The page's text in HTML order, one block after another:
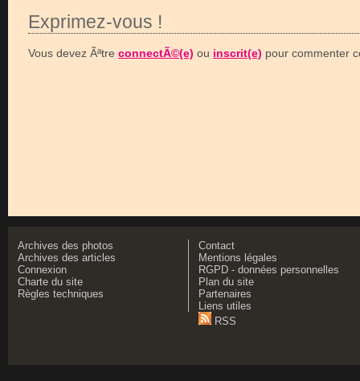
Exprimez-vous !
Vous devez Ãªtre connectÃ©(e) ou inscrit(e) pour commenter
Archives des photos
Archives des articles
Connexion
Charte du site
Règles techniques
Contact
Mentions légales
RGPD - données personnelles
Plan du site
Partenaires
Liens utiles
RSS